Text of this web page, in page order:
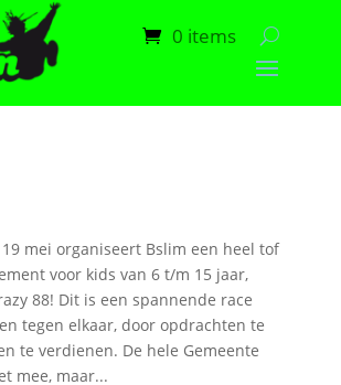
0 items
mei organiseert Bslim een heel tof
voor kids van 6 t/m 15 jaar,
88! Dit is een spannende race
tegen elkaar, door opdrachten te
te verdienen. De hele Gemeente
mee, maar...